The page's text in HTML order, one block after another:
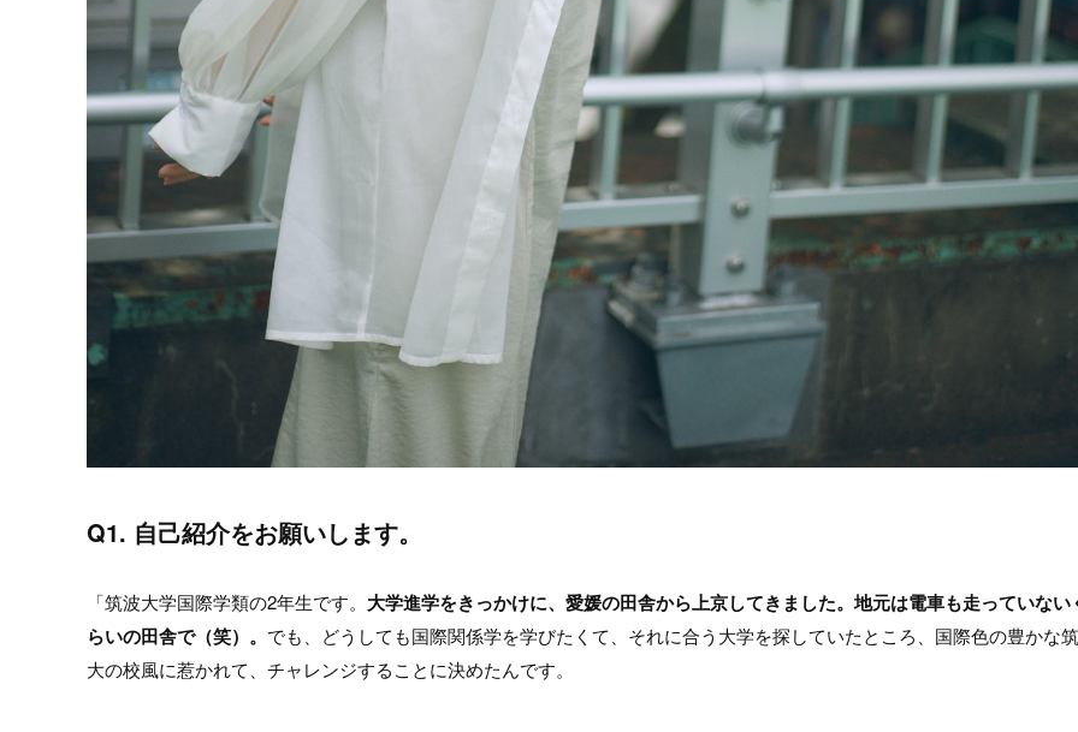
Q1. 自己紹介をお願いします。
「筑波大学国際学類の2年生です。 大学進学をきっかけに、愛媛の田舎から上京してきました。地元は電車も走っていない
らいの田舎で（笑）。 でも、どうしても国際関係学を学びたくて、それに合う大学を探していたところ、国際色の豊かな
大の校風に惹かれて、チャレンジすることに決めたんです。